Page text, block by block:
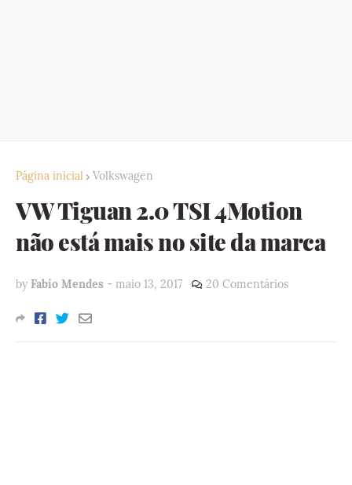
Página inicial Volkswagen
VW Tiguan 2.0 TSI 4Motion
não está mais no site da marca
by Fabio Mendes - maio 13, 2017 20 Comentários